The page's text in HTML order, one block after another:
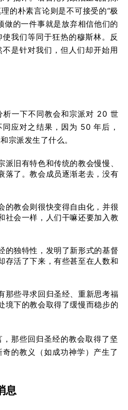
的朴素言论则是不可接受的“极
做的一件事就是放弃相信他们的
我们等同于狂热的穆斯林。反
是针对我们，但人们却开始用
析一下不同教会和宗派对 20 世
应对之结果，因为 50 年后，
宗派发生了什么。
派旧有特色和传统的教会慢慢、
落了。教会成员逐渐老去，没有
的教会则很快变得自由化，并很
社会一样，人们干嘛还要加入教
的独特性，发明了新形式的基督
存活了下来，有些甚至在人数和
那些寻求回归圣经、重新思考福
境下的教会取得了缓慢而稳步的
那些回归圣经的教会取得了坚
的教义（如成功神学）产生了
息